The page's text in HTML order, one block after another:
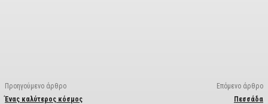
Προηγούμενο άρθρο
Ένας καλύτερος κόσμος
Επόμενο άρθρο
Πεσσάδα